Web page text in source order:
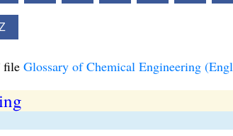
file Glossary of Chemical Engineering